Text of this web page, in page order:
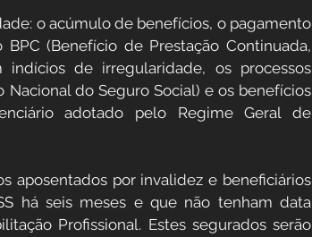
o acúmulo de benefícios, o pagamento
(Benefício de Prestação Continuada,
de irregularidade, os processos
do Seguro Social) e os benefícios
adotado pelo Regime Geral de
aposentados por invalidez e beneficiários
há seis meses e que não tenham data
Profissional. Estes segurados serão